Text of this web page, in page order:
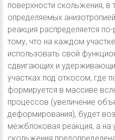
поверхности скольжения, в
определяемых
реакция распределяется
тому, что на каждом
использовать свой
сдвигающих и
участках под откосом, где
формируется в массиве
процессов (увеличение
деформирования), будет
межблоковая реакция, а на